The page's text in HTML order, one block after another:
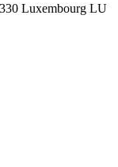
Luxembourg LU